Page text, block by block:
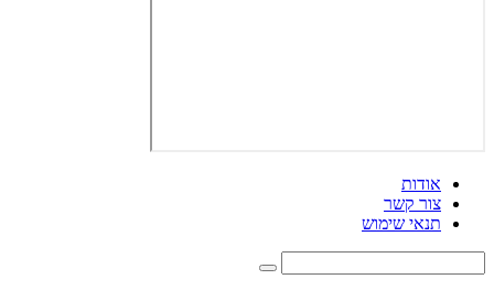
אודות
צור קשר
תנאי שימוש